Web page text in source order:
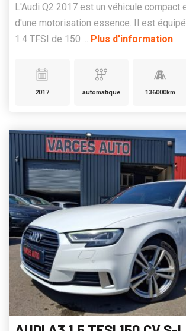
L'Audi Q2 2017 est un véhicule compact
d'une motorisation essence. Il est
1.4 TFSI de 150 ... Plus d'information
2017 automatique 136000km